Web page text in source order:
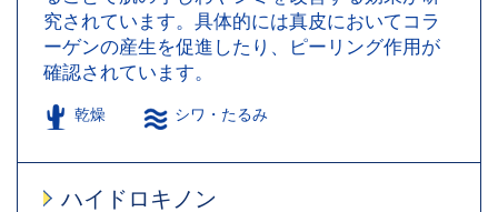
究されています。具体的には真皮においてコラ
ーゲンの産生を促進したり、ピーリング作用が
確認されています。
乾燥 シワ・たるみ
ハイドロキノン